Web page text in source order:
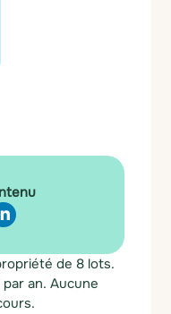
de 8 lots.
an. Aucune